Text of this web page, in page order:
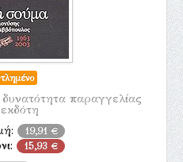
παραγγελίας
19,91 €
15,93 €